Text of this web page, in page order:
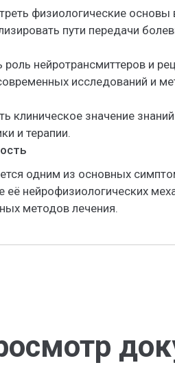
физиологические основы
пути передачи
роль нейротрансмиттеров и
исследований и
клиническое значение
и терапии.
одним из основных
её нейрофизиологических
методов лечения.